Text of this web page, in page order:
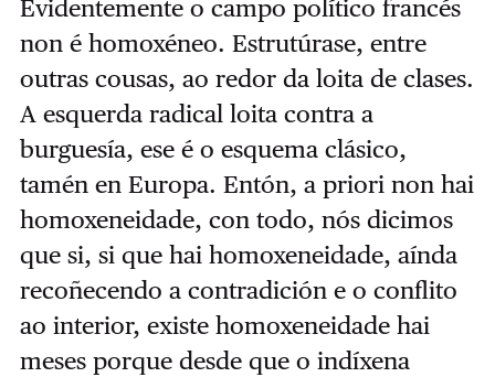
Evidentemente o campo político francés
non é homoxéneo. Estrutúrase, entre
outras cousas, ao redor da loita de clases.
A esquerda radical loita contra a
burguesía, ese é o esquema clásico,
tamén en Europa. Entón, a priori non hai
homoxeneidade, con todo, nós dicimos
que si, si que hai homoxeneidade, aínda
recoñecendo a contradición e o conflito
ao interior, existe homoxeneidade hai
meses porque desde que o indíxena